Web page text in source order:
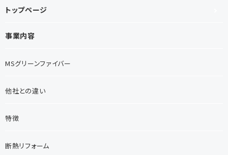
トップページ
事業内容
MSグリーンファイバー
他社との違い
特徴
断熱リフォーム